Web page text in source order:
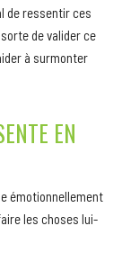
de ressentir ces
de valider ce
à surmonter
EN
émotionnellement
les choses lui-